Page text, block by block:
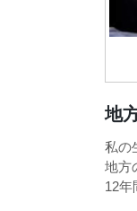
地
私の
地方
12年